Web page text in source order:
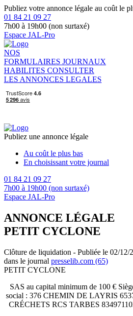
Publiez votre annonce légale au coût le
01 84 21 09 27
7h00 à 19h00 (non surtaxé)
Espace JAL-Pro
NOS
FORMULAIRES JOURNAUX
HABILITES CONSULTER
LES ANNONCES LEGALES
Publiez une annonce légale
Au coût le plus bas
En choisissant votre journal
01 84 21 09 27
7h00 à 19h00 (non surtaxé)
Espace JAL-Pro
ANNONCE LÉGALE
PETIT CYCLONE
Clôture de liquidation - Publiée le 02/12/
dans le journal presselib.com (65)
PETIT CYCLONE
SAS au capital minimum de 100 €
social : 376 CHEMIN DE LAYRIS
CRÉCHETS RCS TARBES